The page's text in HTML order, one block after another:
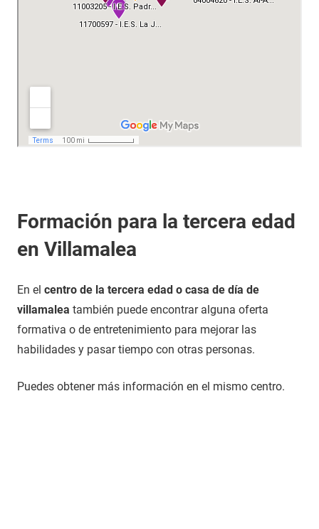
Formación para la tercera edad
en Villamalea
En el centro de la tercera edad o casa de día de
villamalea también puede encontrar alguna oferta
formativa o de entretenimiento para mejorar las
habilidades y pasar tiempo con otras personas.
Puedes obtener más información en el mismo centro.